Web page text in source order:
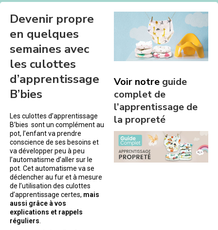
Devenir propre
en quelques
semaines avec
les culottes
d’apprentissage
B’bies
Les culottes d’apprentissage
B’bies sont un complément au
pot, l’enfant va prendre
conscience de ses besoins et
va développer peu à peu
l’automatisme d’aller sur le
pot. Cet automatisme va se
déclencher au fur et à mesure
de l’utilisation des culottes
d’apprentissage certes, mais
aussi grâce à vos
explications et rappels
réguliers.
Voir notre guide
complet de
l’apprentissage de
la propreté